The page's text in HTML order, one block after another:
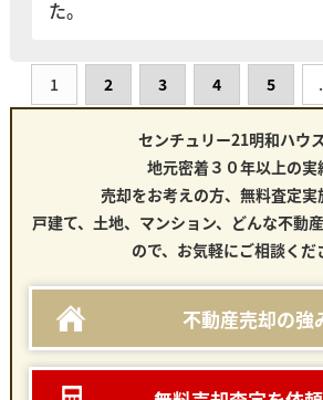
た。
1 2 3 4 5
センチュリー21明和ハウス
地元密着３０年以上の実
売却をお考えの方、無料査定実
戸建て、土地、マンション、どんな不動
ので、お気軽にご相談くだ
不動産売却の強